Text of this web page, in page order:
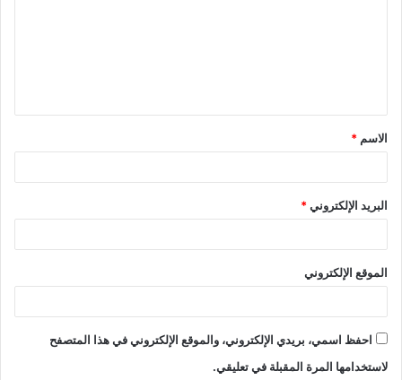
ق
*
الاسم *
البريد الإلكتروني*
الموقع الإلكتروني
احفظ اسمي، بريدي الإلكتروني، والموقع الإلكتروني في هذا المتصفح
لاستخدامها المرة المقبلة في تعليقي.